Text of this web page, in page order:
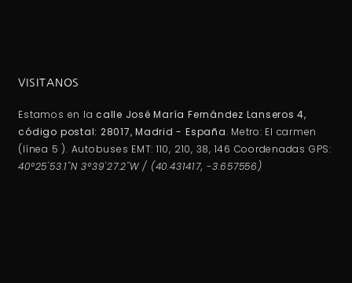
VISITANOS
Estamos en la calle José María Fernández Lanseros 4,
código postal: 28017, Madrid - España. Metro: El carmen
(línea 5 ). Autobuses EMT: 110, 210, 38, 146 Coordenadas GPS:
40°25'53.1"N 3°39'27.2"W / (40.431417, -3.657556)